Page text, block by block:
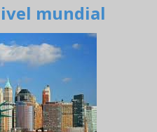
mundial